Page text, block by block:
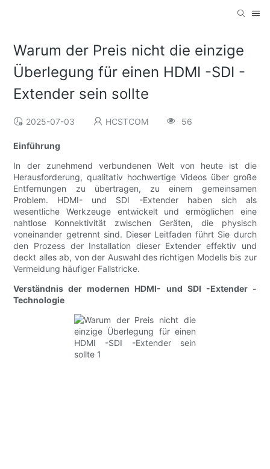
Warum der Preis nicht die einzige
Überlegung für einen HDMI -SDI -
Extender sein sollte
2025-07-03 HCSTCOM 56
Einführung
In der zunehmend verbundenen Welt von heute ist die
Herausforderung, qualitativ hochwertige Videos über große
Entfernungen zu übertragen, zu einem gemeinsamen
Problem. HDMI- und SDI -Extender haben sich als
wesentliche Werkzeuge entwickelt und ermöglichen eine
nahtlose Konnektivität zwischen Geräten, die physisch
voneinander getrennt sind. Dieser Leitfaden führt Sie durch
den Prozess der Installation dieser Extender effektiv und
deckt alles ab, von der Auswahl des richtigen Modells bis zur
Vermeidung häufiger Fallstricke.
Verständnis der modernen HDMI- und SDI -Extender -
Technologie